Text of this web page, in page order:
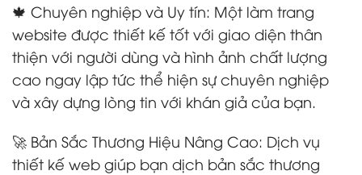
🍁 Chuyên nghiệp và Uy tín: Một làm trang
website được thiết kế tốt với giao diện thân
thiện với người dùng và hình ảnh chất lượng
cao ngay lập tức thể hiện sự chuyên nghiệp
và xây dựng lòng tin với khán giả của bạn.
🚀 Bản Sắc Thương Hiệu Nâng Cao: Dịch vụ
thiết kế web giúp bạn dịch bản sắc thương